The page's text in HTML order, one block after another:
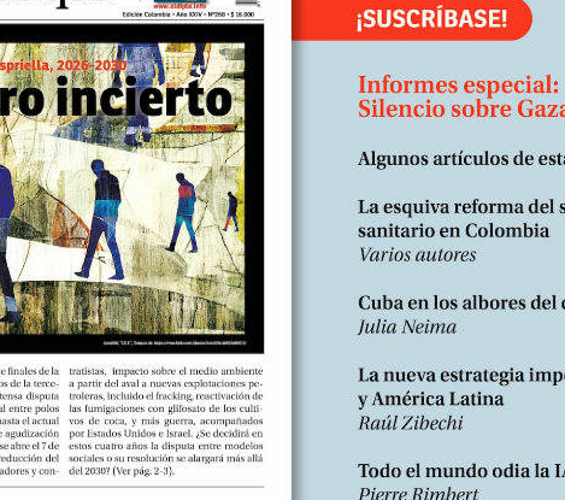
información, relatos de la historia cuya totalidad actúa como
nubarrones y las tormentas visualizaremos las suaves playas de
comunicaciónintuyes, sin temor a equivocarte, que Iñaki hace el
de María Zambrano. La extraordinaria pensadora republicana
detenerse y mirar para reflexionar, afirmando que ‘el hombre es
la actualidad, son magníficas acuarelas con una precisión de
contundencia a lo largo del texto. Quizás uno de los más
y amigo, el gran pensador Jesús Martín Barbero: “Filósofo,
intelectual ‘el Jesús’ ha sido, sobre todo, mestizo y escuchador”.